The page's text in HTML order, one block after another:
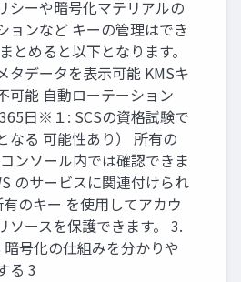
シーや暗号化マテリアルの
ョンなど キーの管理はでき
とめると以下となります。
タデータを表⽰可能 KMSキ
可能 ⾃動ローテーション
365⽇※１: SCSの資格試験で
なる 可能性あり） 所有の
ンソール内では確認できま
のサービスに関連付けられ
有のキー を使⽤してアカウ
ソースを保護できます。 3.
暗号化の仕組みを分かりや
る 3